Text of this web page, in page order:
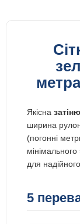
Якісна
ширина
(погонні
для
5